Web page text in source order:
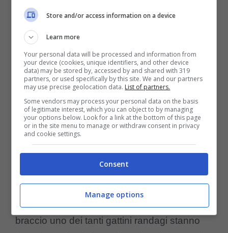
Twitter
Veronika racconta: «
mangiare, quando l’ho visto era insieme a
tutti gli altri intorno. Non voleva più tornare a
casa, forse perché terrorizzato dai
bombardamentie dall’esplosione in casa
nostra».
Le immagini che la ritraggono mentre,
indicando il suo appartamento alnono
del palazzo bombardato, tiene in
braccio uno dei tanti gattini randagi stanno
Store and/or access information on a device
Learn more
Your personal data will be processed and information from
your device (cookies, unique identifiers, and other device
data) may be stored by, accessed by and shared with 319
partners, or used specifically by this site. We and our partners
may use precise geolocation data. List of partners.
Some vendors may process your personal data on the basis
of legitimate interest, which you can object to by managing
your options below. Look for a link at the bottom of this page
or in the site menu to manage or withdraw consent in privacy
and cookie settings.
Consent
Manage options